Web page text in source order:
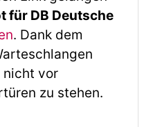
für DB Deutsche
. Dank dem
nicht vor
zu stehen.